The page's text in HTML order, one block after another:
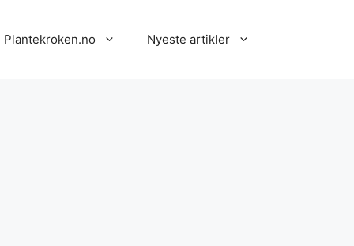
Plantekroken.no Nyeste artikler